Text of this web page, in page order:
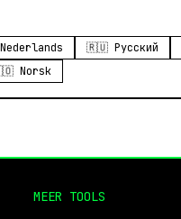
🇷🇺 Русский
Norsk
MEER TOOLS